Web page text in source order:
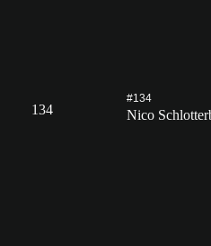
134
#134
Nico